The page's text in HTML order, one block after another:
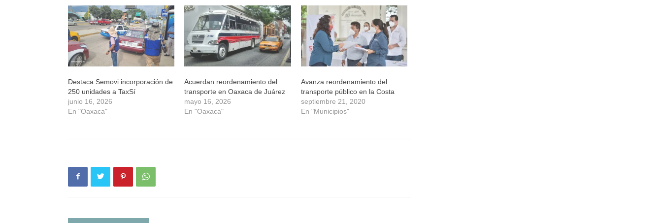
una
ventana
nueva)
una
ventana
nueva)
una
ventana
nueva)
una
ventana
nueva)
Destaca Semovi incorporación de
250 unidades a TaxSí
junio 16, 2026
En "Oaxaca"
Acuerdan reordenamiento del
transporte en Oaxaca de Juárez
mayo 16, 2026
En "Oaxaca"
Avanza reordenamiento del
transporte público en la Costa
septiembre 21, 2020
En "Municipios"